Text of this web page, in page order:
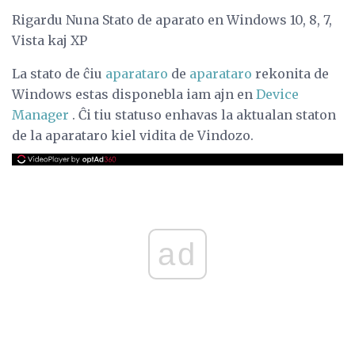
Rigardu Nuna Stato de aparato en Windows 10, 8, 7,
Vista kaj XP
La stato de ĉiu aparataro de aparataro rekonita de
Windows estas disponebla iam ajn en Device
Manager . Ĉi tiu statuso enhavas la aktualan staton
de la aparataro kiel vidita de Vindozo.
ad